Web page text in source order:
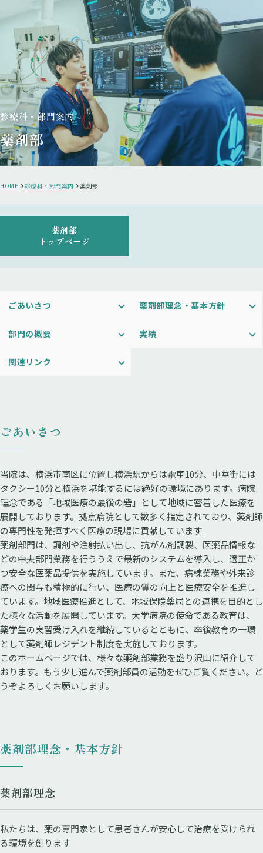
診療科・部門案内
薬剤部
HOME 診療科・部門案内 薬剤部
薬剤部
トップページ
ごあいさつ 薬剤部理念・基本方針
部門の概要 実績
関連リンク
ごあいさつ
当院は、横浜市南区に位置し横浜駅からは電車10分、中華街には
タクシー10分と横浜を堪能するには絶好の環境にあります。病院
理念である「地域医療の最後の砦」として地域に密着した医療を
展開しております。拠点病院として数多く指定されており、薬剤師
の専門性を発揮すべく医療の現場に貢献しています.
薬剤部門は、調剤や注射払い出し、抗がん剤調製、医薬品情報な
どの中央部門業務を行ううえで最新のシステムを導入し、適正か
つ安全な医薬品提供を実施しています。また、病棟業務や外来診
療への関与も積極的に行い、医療の質の向上と医療安全を推進し
ています。地域医療推進として、地域保険薬局との連携を目的とし
た様々な活動を展開しています。大学病院の使命である教育は、
薬学生の実習受け入れを継続しているとともに、卒後教育の一環
として薬剤師レジデント制度を実施しております。
このホームページでは、様々な薬剤部業務を盛り沢山に紹介して
おります。もう少し進んで薬剤部員の活動をぜひご覧ください。ど
うぞよろしくお願いします。
薬剤部理念・基本方針
薬剤部理念
私たちは、薬の専門家として患者さんが安心して治療を受けられ
る環境を創ります